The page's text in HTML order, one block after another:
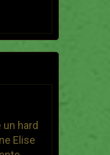
un hard
Elise